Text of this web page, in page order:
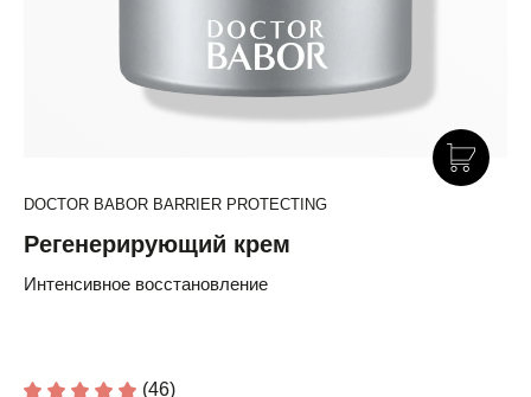
DOCTOR BABOR BARRIER PROTECTING
Регенерирующий крем
Интенсивное восстановление
(46)